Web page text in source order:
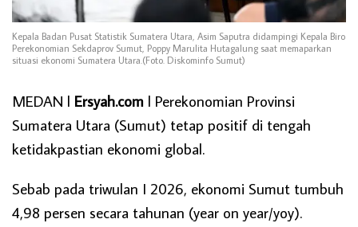
Kepala Badan Pusat Statistik Sumatera Utara, Asim Saputra didampingi Kepala Biro
Perekonomian Sekdaprov Sumut, Poppy Marulita Hutagalung saat memaparkan
situasi ekonomi Sumatera Utara.(Foto. Diskominfo Sumut)
MEDAN l Ersyah.com l Perekonomian Provinsi
Sumatera Utara (Sumut) tetap positif di tengah
ketidakpastian ekonomi global.
Sebab pada triwulan I 2026, ekonomi Sumut tumbuh
4,98 persen secara tahunan (year on year/yoy).